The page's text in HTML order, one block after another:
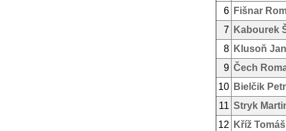
6 Fišnar
7
Kabourek
8 Klusoň Jan
9 Čech
10 Bielčik Petr
11 Stryk
12
Kříž Tomáš